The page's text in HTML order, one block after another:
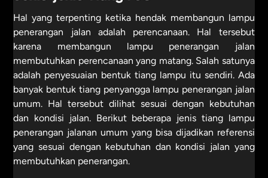
Hal yang terpenting ketika hendak membangun lampu
penerangan jalan adalah perencanaan. Hal tersebut
karena membangun lampu penerangan jalan
membutuhkan perencanaan yang matang. Salah satunya
adalah penyesuaian bentuk tiang lampu itu sendiri. Ada
banyak bentuk tiang penyangga lampu penerangan jalan
umum. Hal tersebut dilihat sesuai dengan kebutuhan
dan kondisi jalan. Berikut beberapa jenis tiang lampu
penerangan jalanan umum yang bisa dijadikan referensi
yang sesuai dengan kebutuhan dan kondisi jalan yang
membutuhkan penerangan.